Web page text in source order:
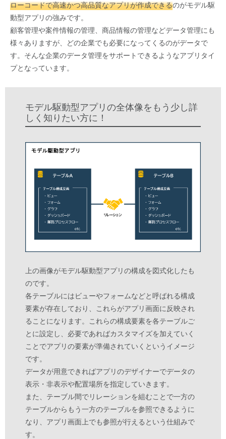
ローコードで高速かつ高品質なアプリが作成できるのがモデル駆
動型アプリの強みです。
顧客管理や案件情報の管理、商品情報の管理などデータ管理にも
様々ありますが、どの企業でも必要になってくるのがデータで
す。そんな企業のデータ管理をサポートできるようなアプリタイ
プとなっています。
モデル駆動型アプリの全体像をもう少し詳
しく知りたい方に！
上の画像がモデル駆動型アプリの構成を図式化したも
のです。
各テーブルにはビューやフォームなどと呼ばれる構成
要素が存在しており、これらがアプリ画面に反映され
ることになります。これらの構成要素を各テーブルご
とに設定し、必要であればカスタマイズを加えていく
ことでアプリの要素が準備されていくというイメージ
です。
データが用意できればアプリのデザイナーでデータの
表示・非表示や配置場所を指定していきます。
また、テーブル間でリレーションを組むことで一方の
テーブルからもう一方のテーブルを参照できるように
なり、アプリ画面上でも参照が行えるという仕組みで
す。